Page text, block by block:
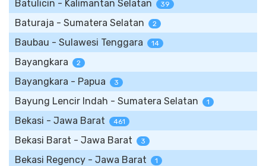
Batulicin - Kalimantan Selatan 39
Baturaja - Sumatera Selatan 2
Baubau - Sulawesi Tenggara 14
Bayangkara 2
Bayangkara - Papua 3
Bayung Lencir Indah - Sumatera Selatan 1
Bekasi - Jawa Barat 461
Bekasi Barat - Jawa Barat 3
Bekasi Regency - Jawa Barat 1